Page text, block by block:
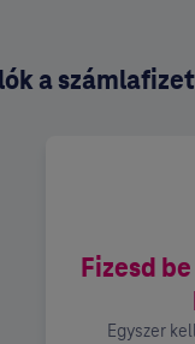
a
Fizesd
Egyszer